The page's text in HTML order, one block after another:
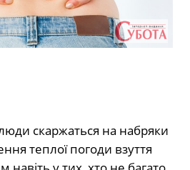
скаржаться на набряки
теплої погоди взуття